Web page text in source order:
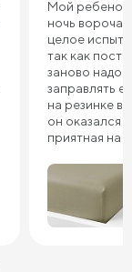
Мой ребенок
ночь
целое
так как
заново надо
заправлять
на резинке в
он оказался
приятная на